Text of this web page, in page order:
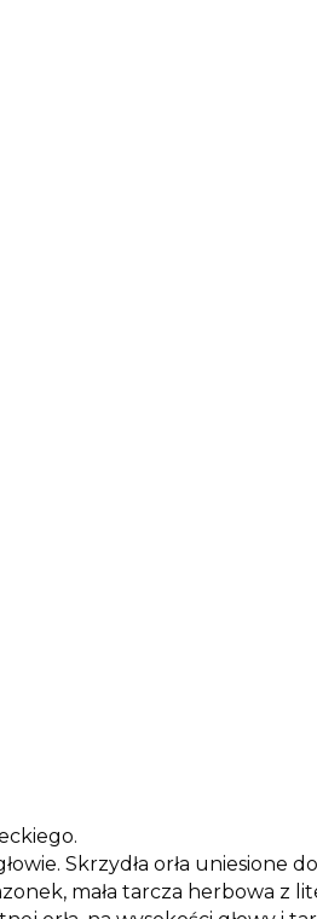
Skrzydła orła uniesione
mała tarcza herbowa z